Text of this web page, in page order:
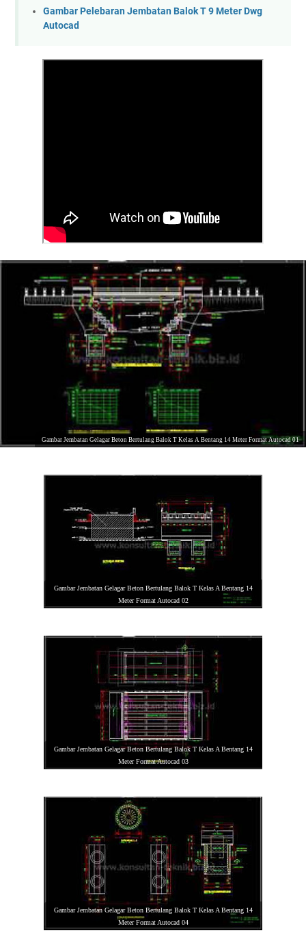
Gambar Pelebaran Jembatan Balok T 9 Meter Dwg
Autocad
Gambar Jembatan Gelagar Beton Bertulang Balok T Kelas A Bentang 14 Meter Format Autocad 01
Gambar Jembatan Gelagar Beton Bertulang Balok T Kelas A Bentang 14
Meter Format Autocad 02
Gambar Jembatan Gelagar Beton Bertulang Balok T Kelas A Bentang 14
Meter Format Autocad 03
Gambar Jembatan Gelagar Beton Bertulang Balok T Kelas A Bentang 14
Meter Format Autocad 04